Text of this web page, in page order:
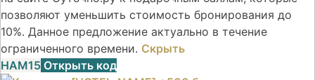
позволяют уменьшить стоимость бронирования до
10%. Данное предложение актуально в течение
ограниченного времени. Скрыть
НАМ15 Открыть код